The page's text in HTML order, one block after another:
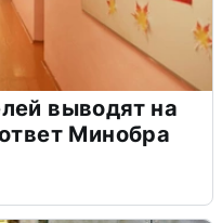
выводят на
Минобра